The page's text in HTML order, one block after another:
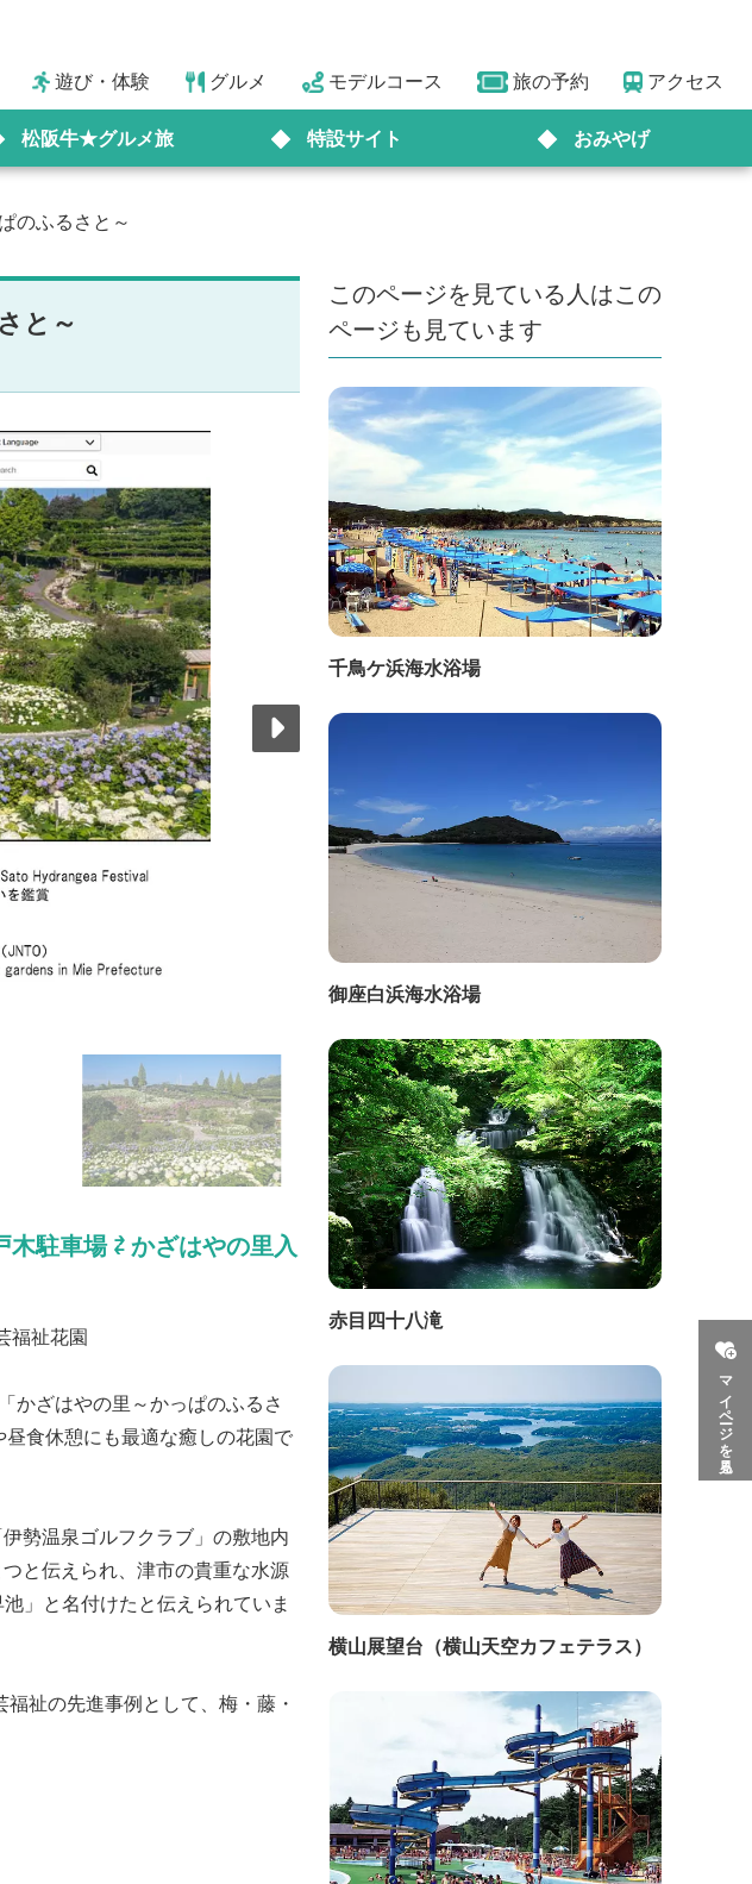
遊び・体験 グルメ モデルコース 旅の予約 アクセス
松阪牛★グルメ旅 特設サイト おみやげ
マイページを見る
のふるさと～
と～
駐車場 ⇄ かざはやの里入
福祉花園
かざはやの里～かっぱのふるさ
食休憩にも最適な癒しの花園で
勢温泉ゴルフクラブ」の敷地内
と伝えられ、津市の貴重な水源
」と名付けたと伝えられていま
祉の先進事例として、梅・藤・
このページを見ている人はこの
ページも見ています
千鳥ケ浜海水浴場
御座白浜海水浴場
赤目四十八滝
横山展望台（横山天空カフェテラス）